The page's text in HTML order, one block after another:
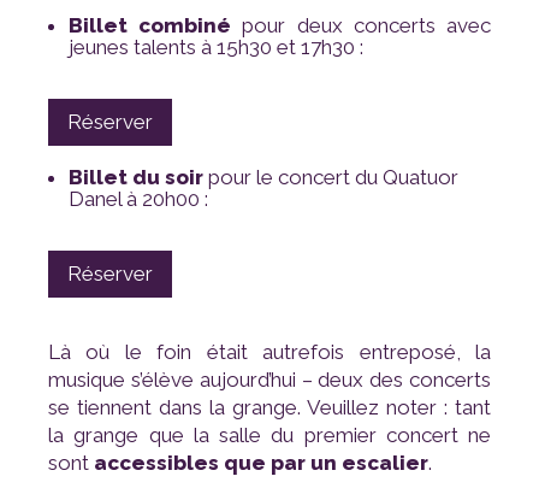
Billet combiné
jeunes talents à 15h30 et 17h30 :
Réserver
Billet du soir
Danel à 20h00 :
Réserver
sont accessibles que par un escalier.